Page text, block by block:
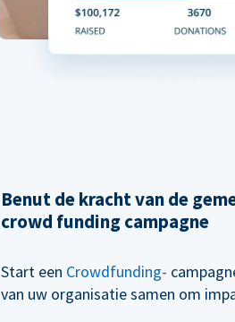
Benut de kracht van de
crowd funding campagne
Start een Crowdfunding-
van uw organisatie samen om